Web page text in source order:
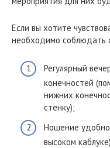
Если вы хотите
необходимо соблюдать
Регулярный
конечностей
нижних
стенку);
Ношение
высоком